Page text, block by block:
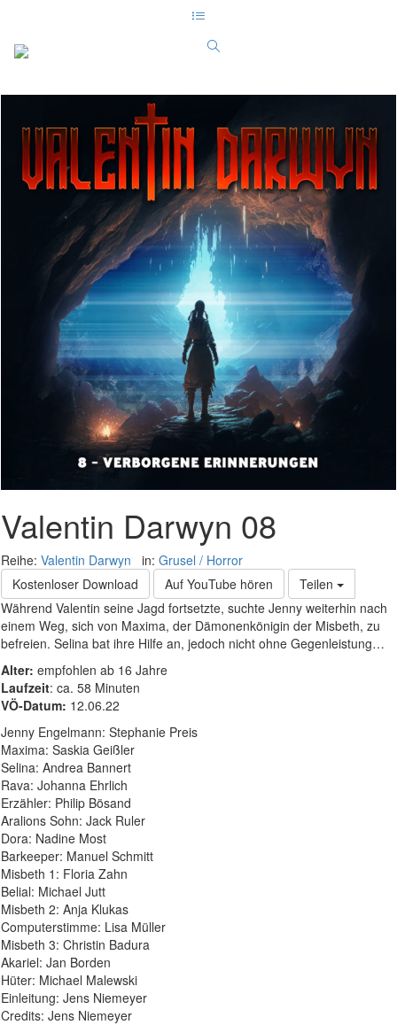
Valentin Darwyn 08
Reihe: Valentin Darwyn in: Grusel / Horror
Kostenloser Download
Auf YouTube hören
Teilen
Während Valentin seine Jagd fortsetzte, suchte Jenny weiterhin nach
einem Weg, sich von Maxima, der Dämonenkönigin der Misbeth, zu
befreien. Selina bat ihre Hilfe an, jedoch nicht ohne Gegenleistung…
Alter: empfohlen ab 16 Jahre
Laufzeit: ca. 58 Minuten
VÖ-Datum: 12.06.22
Jenny Engelmann: Stephanie Preis
Maxima: Saskia Geißler
Selina: Andrea Bannert
Rava: Johanna Ehrlich
Erzähler: Philip Bösand
Aralions Sohn: Jack Ruler
Dora: Nadine Most
Barkeeper: Manuel Schmitt
Misbeth 1: Floria Zahn
Belial: Michael Jutt
Misbeth 2: Anja Klukas
Computerstimme: Lisa Müller
Misbeth 3: Christin Badura
Akariel: Jan Borden
Hüter: Michael Malewski
Einleitung: Jens Niemeyer
Credits: Jens Niemeyer